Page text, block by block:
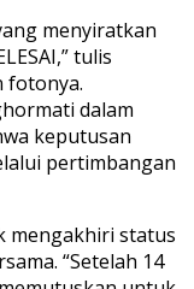
menyiratkan
tulis
fotonya.
dalam
keputusan
pertimbangan
mengakhiri status
“Setelah 14